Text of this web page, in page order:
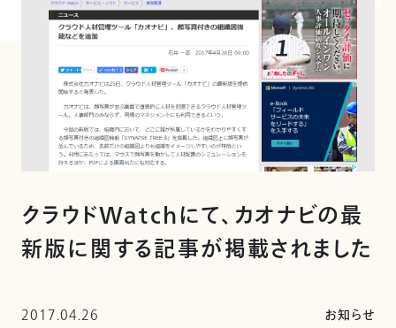
クラウドWatchにて、カオナビの最
新版に関する記事が掲載されました
2017.04.26 お知らせ